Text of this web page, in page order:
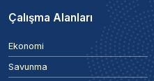
Çalışma Alanları
Ekonomi
Savunma